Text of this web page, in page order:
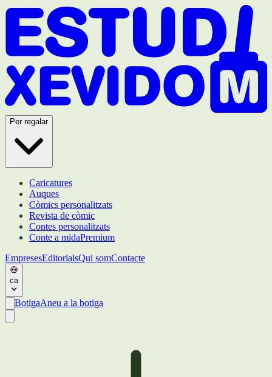
Per regalar
Caricatures
Auques
Còmics personalitzats
Revista de còmic
Contes personalitzats
Conte a midaPremium
EmpresesEditorialsQui somContacte
ca
BotigaAneu a la botiga